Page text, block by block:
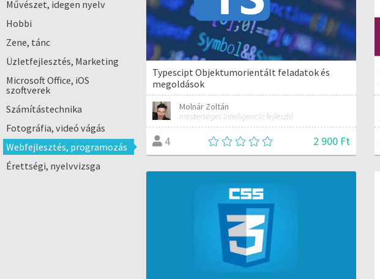
Művészet, idegen nyelv
Hobbi
Zene, tánc
Üzletfejlesztés, Marketing
Microsoft Office, iOS
szoftverek
Számítástechnika
Fotográfia, videó vágás
Webfejlesztés, programozás
Érettségi, nyelvvizsga
Typescipt Objektumorientált feladatok és
megoldások
Molnár Zoltán
mesterséges intelligencia fejlesztő
4 2 900 Ft